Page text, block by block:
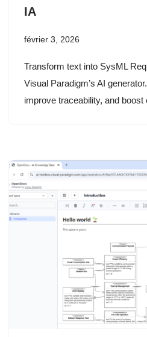
IA
février 3, 2026
Transform text into SysML
Visual Paradigm’s AI
improve traceability, and boost